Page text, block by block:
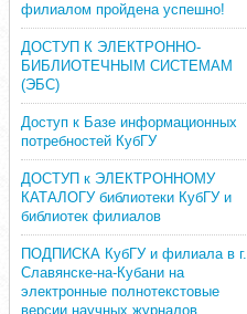
филиалом пройдена успешно!
ДОСТУП К ЭЛЕКТРОННО-
БИБЛИОТЕЧНЫМ СИСТЕМАМ
(ЭБС)
Доступ к Базе информационных
потребностей КубГУ
ДОСТУП к ЭЛЕКТРОННОМУ
КАТАЛОГУ библиотеки КубГУ и
библиотек филиалов
ПОДПИСКА КубГУ и филиала в г.
Славянске-на-Кубани на
электронные полнотекстовые
версии научных журналов